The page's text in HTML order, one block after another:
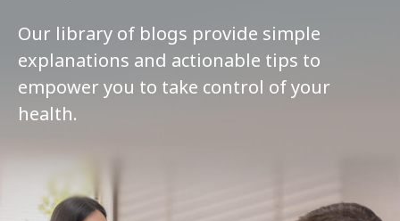
Our library of blogs provide simple
explanations and actionable tips to
empower you to take control of your
health.